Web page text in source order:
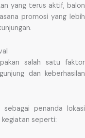
yang terus aktif, balon
promosi yang lebih
salah satu faktor
dan keberhasilan
penanda lokasi
kegiatan seperti: